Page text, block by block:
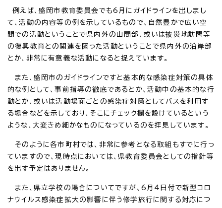
例えば、盛岡市教育委員会でも6月にガイドラインを出しまし
て、活動の内容等の例を示しているもので、自然豊かで広い空
間での活動ということで県内外の山間部、或いは被災地訪問等
の復興教育との関連を図った活動ということで県内外の沿岸部
とか、非常に有意義な活動になると捉えています。
また、盛岡市のガイドラインですと基本的な感染症対策の具体
的な例として、事前指導の徹底であるとか、活動中の基本的な行
動とか、或いは活動場面ごとの感染症対策としてバスを利用す
る場合などを示しており、そこにチェック欄を設けているという
ような、大変きめ細かなものになっているのを拝見しています。
そのように各市町村では、非常に参考となる取組もすでに行っ
ていますので、現時点においては、県教育委員会としての指針等
を出す予定はありません。
また、県立学校の場合についてですが、6月4日付で新型コロ
ナウイルス感染症拡大の影響に伴う修学旅行に関する対応につ